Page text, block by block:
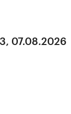
07.08.2026